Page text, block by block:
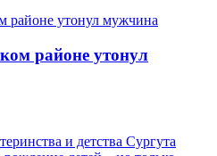
районе утонул